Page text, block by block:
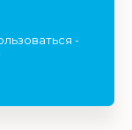
-